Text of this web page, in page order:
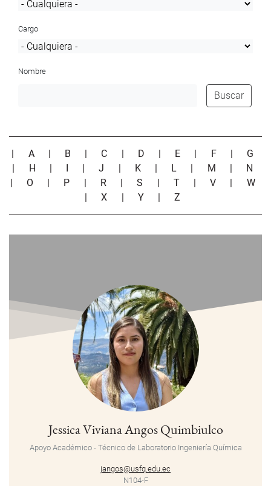
Cargo
Nombre
Buscar
| A | B | C | D | E | F | G
| H | I |J | K | L | M | N
| O | P | R |S | T |V | W
|X | Y |Z
Jessica Viviana Angos Quimbiulco
Apoyo Académico - Técnico de Laboratorio Ingeniería Química
jangos@usfq.edu.ec
N104-F